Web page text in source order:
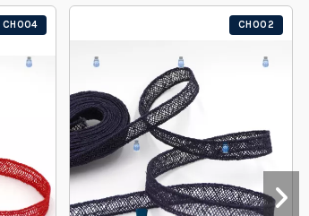
CH004 CH002